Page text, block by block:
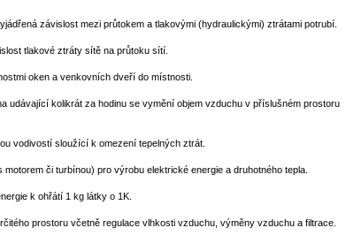
závislost mezi průtokem a tlakovými (hydraulickými) ztrátami potrubí.
tlakové ztráty sítě na průtoku sítí.
oken a venkovních dveří do místnosti.
udávající kolikrát za hodinu se vymění objem vzduchu v příslušném prostoru
vodivostí sloužící k omezení tepelných ztrát.
či turbínou) pro výrobu elektrické energie a druhotného tepla.
k ohřátí 1 kg látky o 1K.
prostoru včetně regulace vlhkosti vzduchu, výměny vzduchu a filtrace.